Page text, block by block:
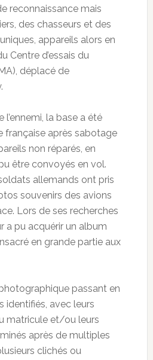
reconnaissance mais
des chasseurs et des
appareils alors en
Centre d’essais du
déplacé de
l’ennemi, la base a été
française après sabotage
non réparés, en
être convoyés en vol.
allemands ont pris
souvenirs des avions
Lors de ses recherches
a pu acquérir un album
en grande partie aux
passant en
identifiés, avec leurs
matricule et/ou leurs
après de multiples
clichés ou